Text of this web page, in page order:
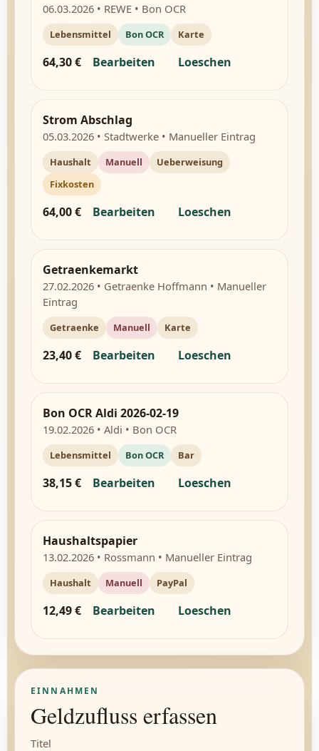
06.03.2026 • REWE • Bon OCR
Lebensmittel Bon OCR Karte
64,30 € Bearbeiten Loeschen
Strom Abschlag
05.03.2026 • Stadtwerke • Manueller Eintrag
Haushalt Manuell
Ueberweisung
Fixkosten
64,00 € Bearbeiten Loeschen
Getraenkemarkt
27.02.2026 • Getraenke Hoffmann • Manueller
Eintrag
Getraenke Manuell Karte
23,40 € Bearbeiten Loeschen
Bon OCR Aldi 2026-02-19
19.02.2026 • Aldi • Bon OCR
Lebensmittel Bon OCR Bar
38,15 € Bearbeiten Loeschen
Haushaltspapier
13.02.2026 • Rossmann • Manueller Eintrag
Haushalt Manuell PayPal
12,49 € Bearbeiten Loeschen
EINNAHMEN
Geldzufluss erfassen
Titel